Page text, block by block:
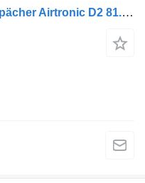
Riscaldatore autonomo Eberspächer Airtronic D2 81.61900-6409 per trattore stradale MAN